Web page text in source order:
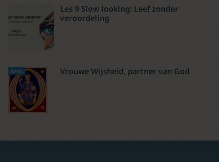
Les 9 Slow looking: Leef zonder
veroordeling
Basis Vrouwe Wijsheid, partner van God